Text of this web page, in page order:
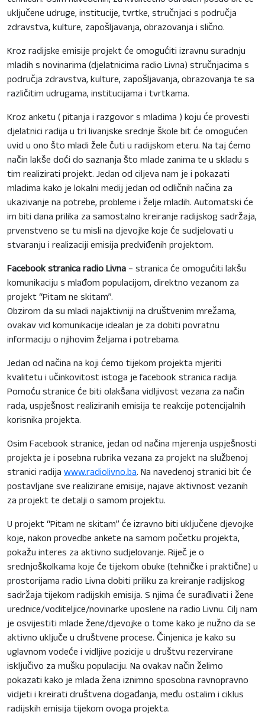
uključene udruge, institucije, tvrtke, stručnjaci s područja
zdravstva, kulture, zapošljavanja, obrazovanja i slično.
Kroz radijske emisije projekt će omogućiti izravnu suradnju
mladih s novinarima (djelatnicima radio Livna) stručnjacima s
područja zdravstva, kulture, zapošljavanja, obrazovanja te sa
različitim udrugama, institucijama i tvrtkama.
Kroz anketu ( pitanja i razgovor s mladima ) koju će provesti
djelatnici radija u tri livanjske srednje škole bit će omogućen
uvid u ono što mladi žele čuti u radijskom eteru. Na taj ćemo
način lakše doći do saznanja što mlade zanima te u skladu s
tim realizirati projekt. Jedan od ciljeva nam je i pokazati
mladima kako je lokalni medij jedan od odličnih načina za
ukazivanje na potrebe, probleme i želje mladih. Automatski će
im biti dana prilika za samostalno kreiranje radijskog sadržaja,
prvenstveno se tu misli na djevojke koje će sudjelovati u
stvaranju i realizaciji emisija predviđenih projektom.
Facebook stranica radio Livna– stranica će omogućiti lakšu
komunikaciju s mlađom populacijom, direktno vezanom za
projekt “Pitam ne skitam”.
Obzirom da su mladi najaktivniji na društvenim mrežama,
ovakav vid komunikacije idealan je za dobiti povratnu
informaciju o njihovim željama i potrebama.
Jedan od načina na koji ćemo tijekom projekta mjeriti
kvalitetu i učinkovitost istoga je facebook stranica radija.
Pomoću stranice će biti olakšana vidljivost vezana za način
rada, uspješnost realiziranih emisija te reakcije potencijalnih
korisnika projekta.
Osim Facebook stranice, jedan od načina mjerenja uspješnosti
projekta je i posebna rubrika vezana za projekt na službenoj
stranici radijawww.radiolivno.ba. Na navedenoj stranici bit će
postavljane sve realizirane emisije, najave aktivnost vezanih
za projekt te detalji o samom projektu.
U projekt “Pitam ne skitam” će izravno biti uključene djevojke
koje, nakon provedbe ankete na samom početku projekta,
pokažu interes za aktivno sudjelovanje. Riječ je o
srednjoškolkama koje će tijekom obuke (tehničke i praktične) u
prostorijama radio Livna dobiti priliku za kreiranje radijskog
sadržaja tijekom radijskih emisija. S njima će surađivati i žene
urednice/voditeljice/novinarke uposlene na radio Livnu. Cilj nam
je osvijestiti mlade žene/djevojke o tome kako je nužno da se
aktivno uključe u društvene procese. Činjenica je kako su
uglavnom vodeće i vidljive pozicije u društvu rezervirane
isključivo za mušku populaciju. Na ovakav način želimo
pokazati kako je mlada žena iznimno sposobna ravnopravno
vidjeti i kreirati društvena događanja, među ostalim i ciklus
radijskih emisija tijekom ovoga projekta.